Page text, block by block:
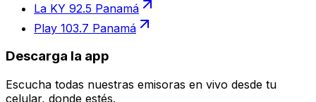
La KY 92.5 Panamá
Play 103.7 Panamá
Descarga la app
Escucha todas nuestras emisoras en vivo desde tu
celular, donde estés.